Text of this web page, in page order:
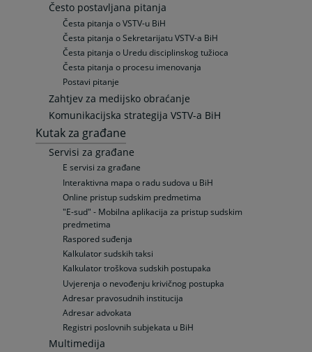
Često postavljana pitanja
Česta pitanja o VSTV-u BiH
Česta pitanja o Sekretarijatu VSTV-a BiH
Česta pitanja o Uredu disciplinskog tužioca
Česta pitanja o procesu imenovanja
Postavi pitanje
Zahtjev za medijsko obraćanje
Komunikacijska strategija VSTV-a BiH
Kutak za građane
Servisi za građane
E servisi za građane
Interaktivna mapa o radu sudova u BiH
Online pristup sudskim predmetima
"E-sud" - Mobilna aplikacija za pristup sudskim
predmetima
Raspored suđenja
Kalkulator sudskih taksi
Kalkulator troškova sudskih postupaka
Uvjerenja o nevođenju krivičnog postupka
Adresar pravosudnih institucija
Adresar advokata
Registri poslovnih subjekata u BiH
Multimedija